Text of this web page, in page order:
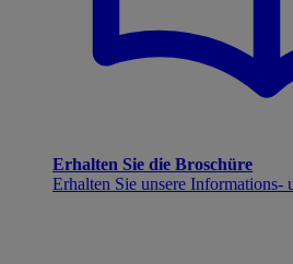
Erhalten Sie die Broschüre
Erhalten Sie unsere Informations-